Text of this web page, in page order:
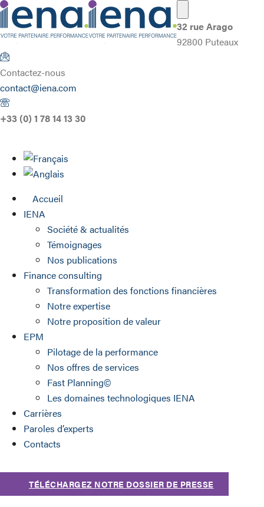
32 rue Arago
92800 Puteaux
Contactez-nous
contact@iena.com
+33 (0) 1 78 14 13 30
Accueil
IENA
Société & actualités
Témoignages
Nos publications
Finance consulting
Transformation des fonctions financières
Notre expertise
Notre proposition de valeur
EPM
Pilotage de la performance
Nos offres de services
Fast Planning©
Les domaines technologiques IENA
Carrières
Paroles d’experts
Contacts
TÉLÉCHARGEZ NOTRE DOSSIER DE PRESSE